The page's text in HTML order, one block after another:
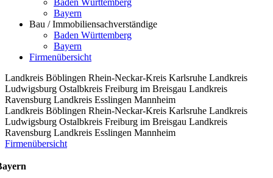
Baden Württemberg
Bayern
Bau / Immobiliensachverständige
Baden Württemberg
Bayern
Firmenübersicht
Landkreis Böblingen Rhein-Neckar-Kreis Karlsruhe Landkreis
Ludwigsburg Ostalbkreis Freiburg im Breisgau Landkreis
Ravensburg Landkreis Esslingen Mannheim
Landkreis Böblingen Rhein-Neckar-Kreis Karlsruhe Landkreis
Ludwigsburg Ostalbkreis Freiburg im Breisgau Landkreis
Ravensburg Landkreis Esslingen Mannheim
Firmenübersicht